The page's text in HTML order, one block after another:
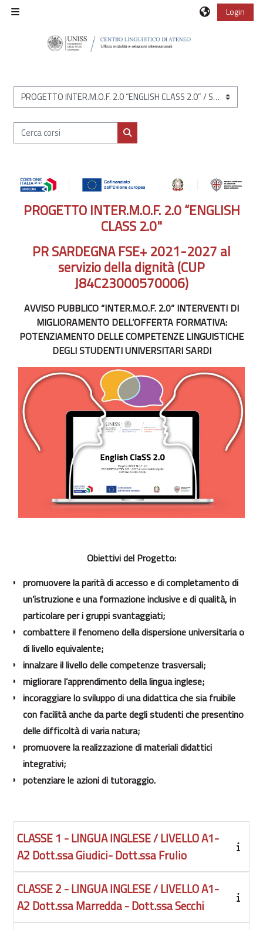
Vai al contenuto principale
Login
Categorie di corso
Cerca corsi
Cerca corsi
PROGETTO INTER.M.O.F. 2.0 “ENGLISH
CLASS 2.0"
PR SARDEGNA FSE+ 2021-2027 al
servizio della dignità (CUP
J84C23000570006)
AVVISO PUBBLICO “INTER.M.O.F. 2.0” INTERVENTI DI
MIGLIORAMENTO DELL’OFFERTA FORMATIVA:
POTENZIAMENTO DELLE COMPETENZE LINGUISTICHE
DEGLI STUDENTI UNIVERSITARI SARDI
Obiettivi del Progetto:
promuovere la parità di accesso e di completamento di
un’istruzione e una formazione inclusive e di qualità, in
particolare per i gruppi svantaggiati;
combattere il fenomeno della dispersione universitaria o
di livello equivalente;
innalzare il livello delle competenze trasversali;
migliorare l’apprendimento della lingua inglese;
incoraggiare lo sviluppo di una didattica che sia fruibile
con facilità anche da parte degli studenti che presentino
delle difficoltà di varia natura;
promuovere la realizzazione di materiali didattici
integrativi;
potenziare le azioni di tutoraggio.
CLASSE 1 - LINGUA INGLESE / LIVELLO A1-
A2 Dott.ssa Giudici- Dott.ssa Frulio
CLASSE 2 - LINGUA INGLESE / LIVELLO A1-
A2 Dott.ssa Marredda - Dott.ssa Secchi